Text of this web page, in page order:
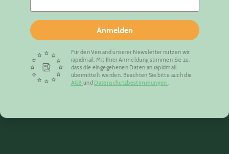
Anmelden
Für den Versand unserer Newsletter nutzen wir
rapidmail. Mit Ihrer Anmeldung stimmen Sie zu,
dass die eingegebenen Daten an rapidmail
übermittelt werden. Beachten Sie bitte auch die
AGB und Datenschutzbestimmungen.